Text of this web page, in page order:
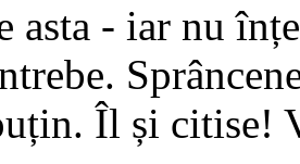
asta - iar nu
Îl și citise!